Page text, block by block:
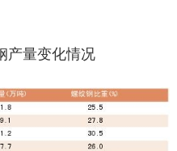
量变化情况